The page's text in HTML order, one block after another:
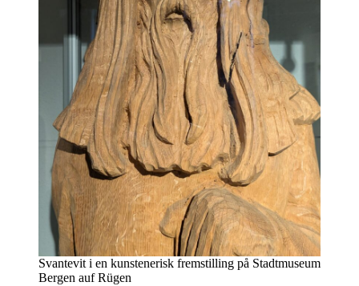
Svantevit i en kunstenerisk fremstilling på Stadtmuseum
Bergen auf Rügen